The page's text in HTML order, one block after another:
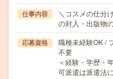
仕事内容
＼コスメの仕分
の封入・出版物
応募資格
職種未経験OK /
不要
＜経験・学歴・
可派遣は派遣法